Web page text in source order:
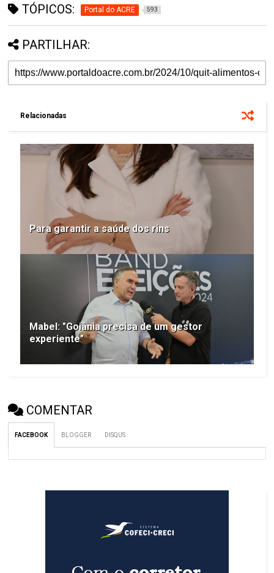
TÓPICOS: Portal do ACRE 593
PARTILHAR:
Relacionadas
Para garantir a saúde dos rins
Mabel: "Goiânia precisa de um gestor
experiente"
COMENTAR
FACEBOOK BLOGGER DISQUS